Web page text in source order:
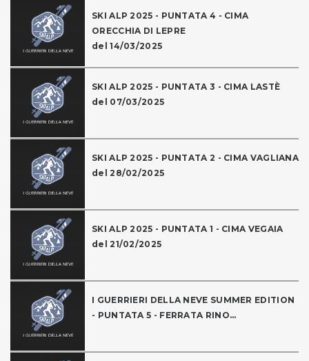
SKI ALP 2025 - PUNTATA 4 - CIMA
ORECCHIA DI LEPRE
del 14/03/2025
SKI ALP 2025 - PUNTATA 3 - CIMA LASTÈ
del 07/03/2025
SKI ALP 2025 - PUNTATA 2 - CIMA VAGLIANA
del 28/02/2025
SKI ALP 2025 - PUNTATA 1 - CIMA VEGAIA
del 21/02/2025
I GUERRIERI DELLA NEVE SUMMER EDITION
- PUNTATA 5 - FERRATA RINO...